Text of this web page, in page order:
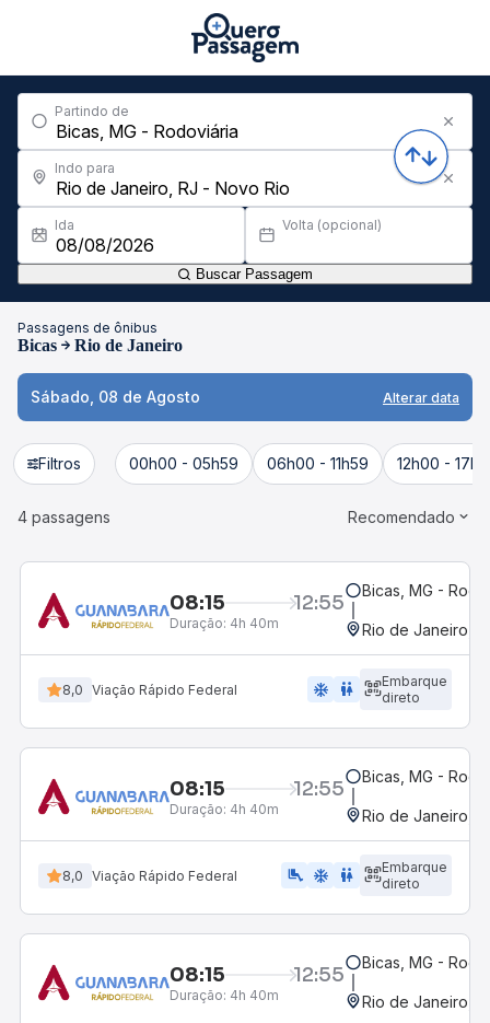
Partindo de
Indo para
Ida Volta (opcional)
Buscar Passagem
Passagens de ônibus
Bicas Rio de Janeiro
Sábado, 08 de Agosto Alterar data
Filtros 00h00 - 05h59 06h00 - 11h59 12h00 -
4 passagens Recomendado
08:15 12:55
Duração: 4h 40m
Bicas, MG -
Rio de Janeiro,
8,0 Viação Rápido Federal ac_unit wc
Embarque
direto
08:15 12:55
Duração: 4h 40m
Bicas, MG -
Rio de Janeiro,
8,0 Viação Rápido Federal airline_seat_legroom_extra ac_unit wc
Embarque
direto
08:15 12:55
Duração: 4h 40m
Bicas, MG -
Rio de Janeiro,